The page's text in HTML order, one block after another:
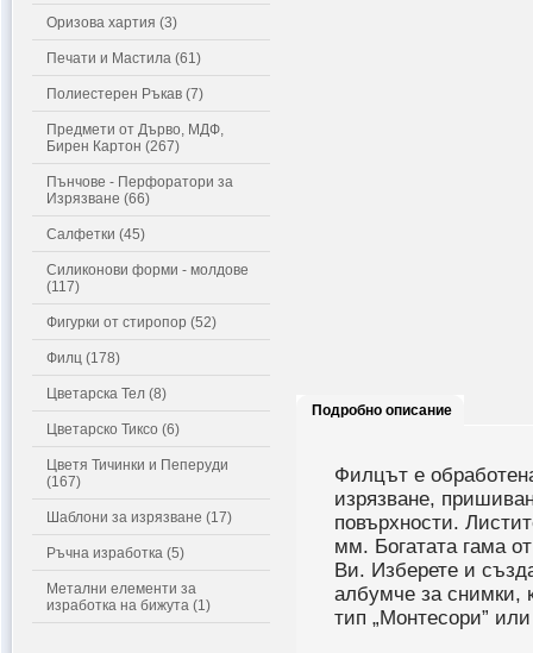
Оризова хартия (3)
Печати и Мастила (61)
Полиестерен Ръкав (7)
Предмети от Дърво, МДФ,
Бирен Картон (267)
Пънчове - Перфоратори за
Изрязване (66)
Салфетки (45)
Силиконови форми - молдове
(117)
Фигурки от стиропор (52)
Филц (178)
Цветарска Тел (8)
Цветарско Тиксо (6)
Цветя Тичинки и Пеперуди
(167)
Шаблони за изрязване (17)
Ръчна изработка (5)
Метални елементи за
изработка на бижута (1)
Подробно описание
Филцът е
изрязване,
повърхности.
мм. Богатата гама
Ви. Изберете и
албумче за снимки,
тип „Монтесори”